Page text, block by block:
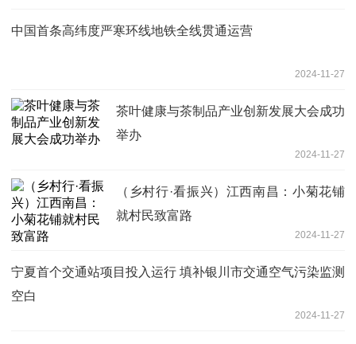
中国首条高纬度严寒环线地铁全线贯通运营
2024-11-27
茶叶健康与茶制品产业创新发展大会成功
举办
2024-11-27
（乡村行·看振兴）江西南昌：小菊花铺
就村民致富路
2024-11-27
宁夏首个交通站项目投入运行 填补银川市交通空气污染监测
空白
2024-11-27